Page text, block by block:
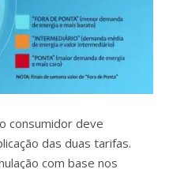
consumidor deve
das duas tarifas.
com base nos